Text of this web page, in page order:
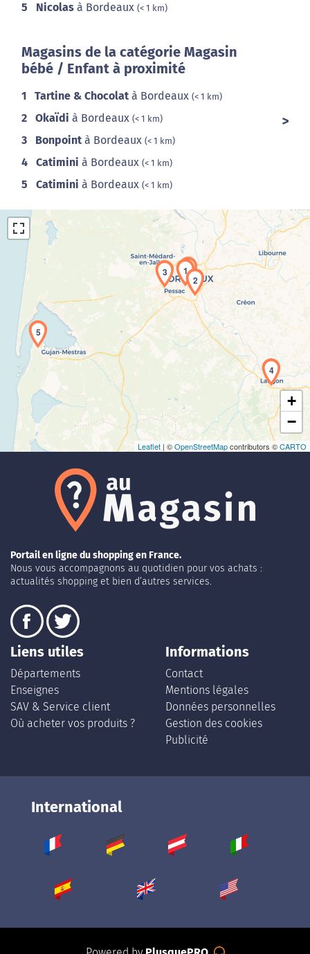
5 Nicolas à Bordeaux (< 1 km)
Magasins de la catégorie Magasin
bébé / Enfant à proximité
1 Tartine & Chocolat à Bordeaux (< 1 km)
2 Okaïdi à Bordeaux (< 1 km)
3 Bonpoint à Bordeaux (< 1 km)
4 Catimini à Bordeaux (< 1 km)
5 Catimini à Bordeaux (< 1 km)
Chargement de la carte en cours...
1
2
3
4
5
+
−
Leaflet | ©OpenStreetMapcontributors ©CARTO
Portail en ligne du shopping en France.
Nous vous accompagnons au quotidien pour vos achats :
actualités shopping et bien d’autres services.
Liens utiles
Départements
Enseignes
SAV & Service client
Où acheter vos produits ?
Informations
Contact
Mentions légales
Données personnelles
Gestion des cookies
Publicité
International